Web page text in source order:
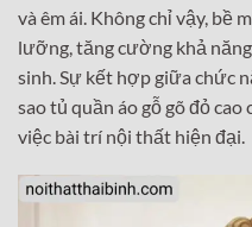
và êm ái. Không chỉ vậy, bề
lưỡng, tăng cường khả
sinh. Sự kết hợp giữa chức
sao tủ quần áo gỗ gõ đỏ
việc bài trí nội thất hiện đại.